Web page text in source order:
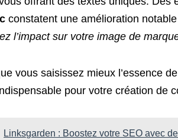
constatent une amélioration
l’impact sur votre image de
vous saisissez mieux l’essence
pour votre création de
Linksgarden : Boostez votre SEO avec